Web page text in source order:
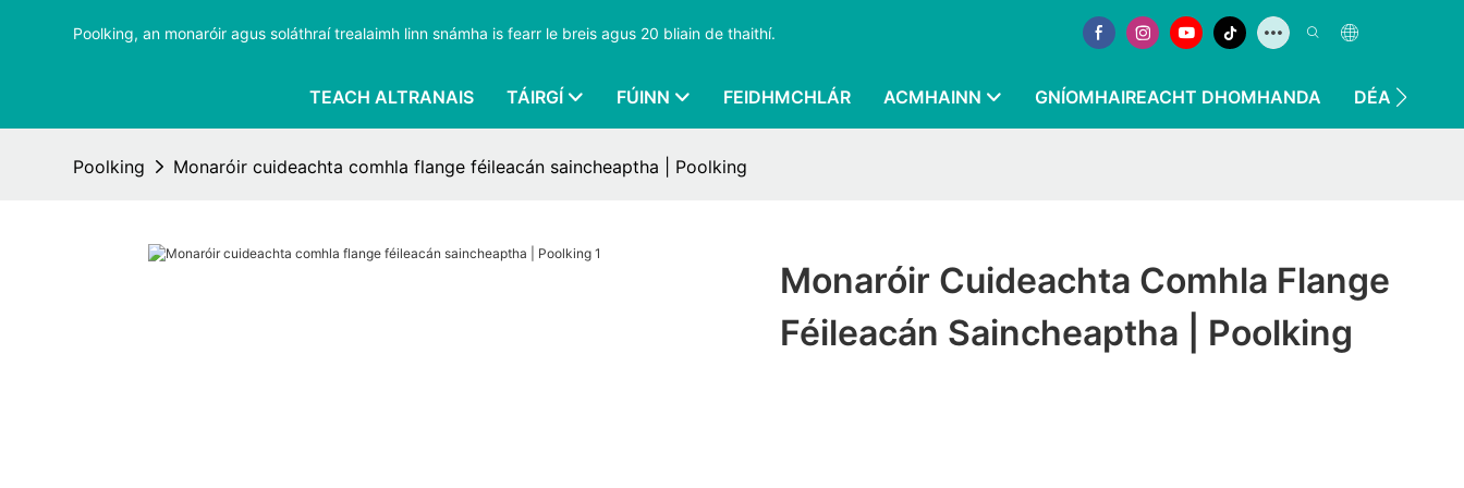
Poolking, an monaróir agus soláthraí trealaimh linn snámha is fearr le breis agus 20 bliain de thaithí.
TEACH ALTRANAIS TÁIRGÍ FÚINN FEIDHMCHLÁR ACMHAINN GNÍOMHAIREACHT DHOMHANDA DÉAN
Poolking Monaróir cuideachta comhla flange féileacán saincheaptha | Poolking
Monaróir Cuideachta Comhla Flange
Féileacán Saincheaptha | Poolking